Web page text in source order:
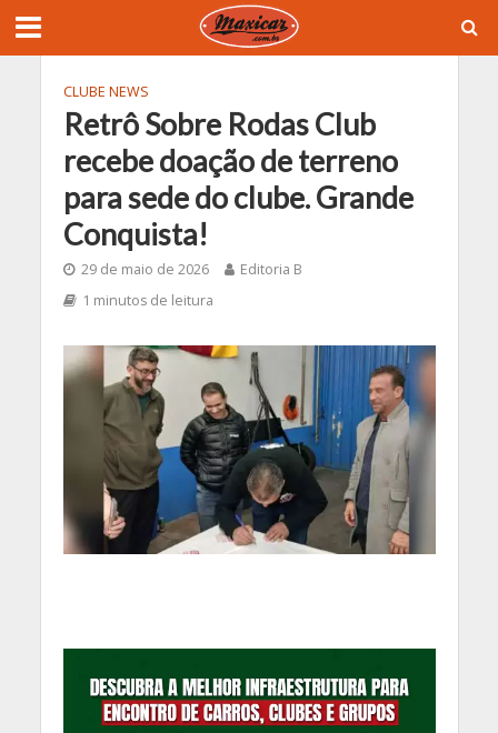
CLUBE NEWS
Retrô Sobre Rodas Club
recebe doação de terreno
para sede do clube. Grande
Conquista!
29 de maio de 2026
Editoria B
1 minutos de leitura